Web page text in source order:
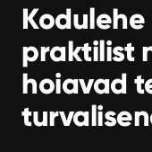
praktilist
hoiavad